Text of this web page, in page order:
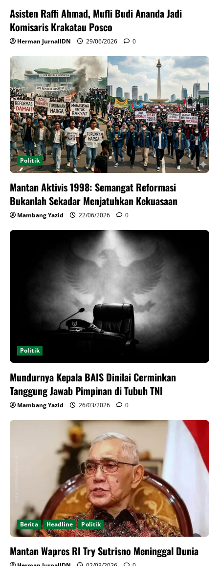
Asisten Raffi Ahmad, Mufli Budi Ananda Jadi
Komisaris Krakatau Posco
Herman JurnalIDN 29/06/2026 0
Politik
Mantan Aktivis 1998: Semangat Reformasi
Bukanlah Sekadar Menjatuhkan Kekuasaan
Mambang Yazid 22/06/2026 0
Politik
Mundurnya Kepala BAIS Dinilai Cerminkan
Tanggung Jawab Pimpinan di Tubuh TNI
Mambang Yazid 26/03/2026 0
Berita Headline Politik
Mantan Wapres RI Try Sutrisno Meninggal Dunia